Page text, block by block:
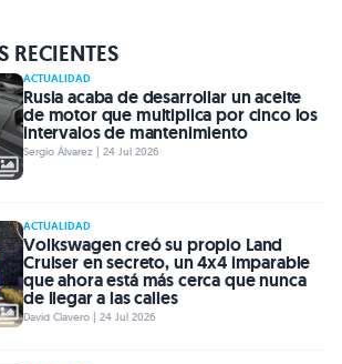
RECIENTES
ACTUALIDAD
Rusia acaba de desarrollar un aceite
de motor que multiplica por cinco los
intervalos de mantenimiento
Sergio Álvarez | 24 Jul 2026
ACTUALIDAD
Volkswagen creó su propio Land
Cruiser en secreto, un 4x4 imparable
que ahora está más cerca que nunca
de llegar a las calles
David Clavero | 24 Jul 2026